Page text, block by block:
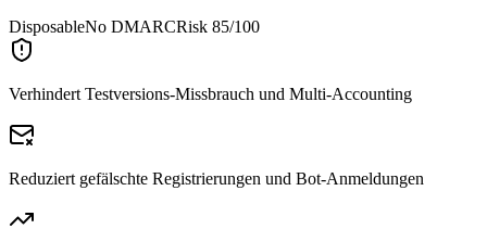
DisposableNo DMARCRisk 85/100
Verhindert Testversions-Missbrauch und Multi-Accounting
Reduziert gefälschte Registrierungen und Bot-Anmeldungen